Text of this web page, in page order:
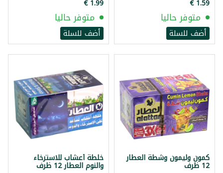
متوفر حاليا
أضف للسلة
متوفر حاليا
أضف للسلة
كمون وليمون وشطة العطار
12 ظرف
خلطة أعشاب للاسترخاء
والنوم العطار 12 ظرف